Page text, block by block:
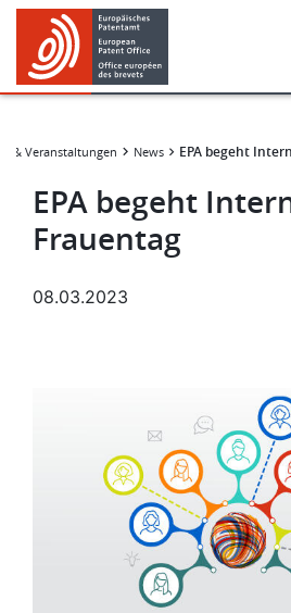
Skip
main
content
Skip
footer
& Veranstaltungen News EPA begeht
EPA begeht
Frauentag
08.03.2023